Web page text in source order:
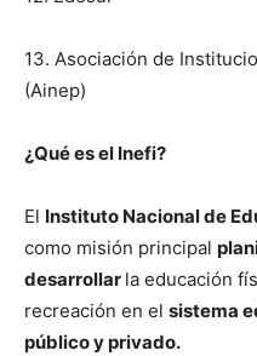
13. Asociación de
(Ainep)
¿Qué es el Inefi?
El Instituto Nacional de
como misión principal
desarrollar la educación
recreación en el sistema
público y privado.